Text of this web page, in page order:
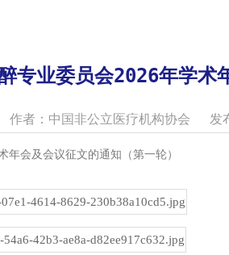
专业委员会2026年学术
作者：中国非公立医疗机构协会 发
年会及会议征文的通知（第一轮）